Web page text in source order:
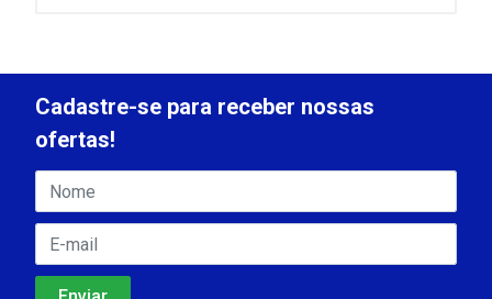
Cadastre-se para receber nossas
ofertas!